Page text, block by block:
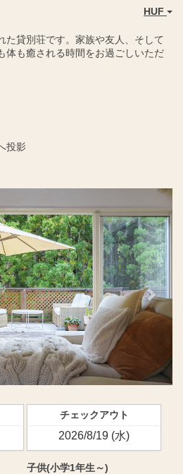
HUF
た貸別荘です。家族や友人、そして
体も癒される時間をお過ごしいただ
投影
Next
チェックアウト
子供(小学1年生～)